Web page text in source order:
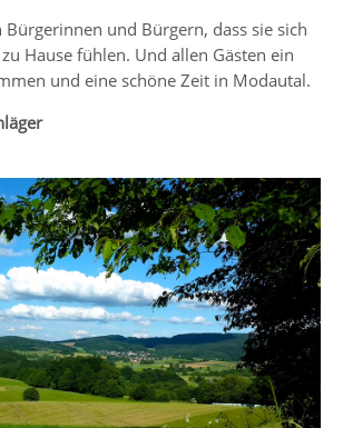
Bürgerinnen und Bürgern, dass sie sich
Hause fühlen. Und allen Gästen ein
und eine schöne Zeit in Modautal.